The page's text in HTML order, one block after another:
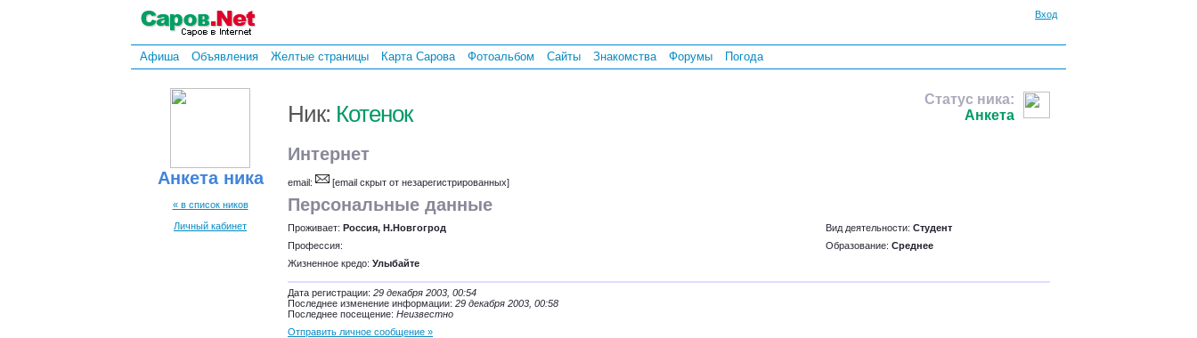
Вход
Афиша Объявления Желтые страницы Карта Сарова Фотоальбом Сайты Знакомства Форумы Погода
Анкета ника
« в список ников
Личный кабинет
Ник: Котенок
Статус ника:
Анкета
Интернет
email: [email скрыт от незарегистрированных]
Персональные данные
Проживает: Россия, Н.Новгогрод Вид деятельности: Студент
Профессия:
Образование: Среднее
Жизненное кредо: Улыбайте
Дата регистрации: 29 декабря 2003, 00:54
Последнее изменение информации: 29 декабря 2003, 00:58
Последнее посещение: Неизвестно
Отправить личное сообщение »